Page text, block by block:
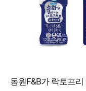
동원F&B가 락토프